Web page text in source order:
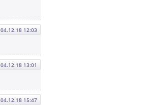
04.12.18 12:03
04.12.18 13:01
04.12.18 15:47